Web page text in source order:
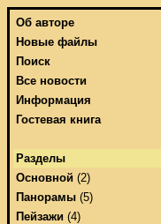
Об авторе
Новые файлы
Поиск
Все новости
Информация
Гостевая книга
Разделы
Основной (2)
Панорамы (5)
Пейзажи (4)